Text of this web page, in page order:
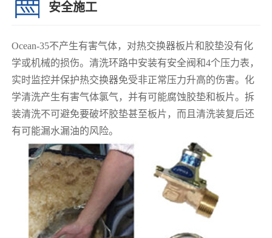
安全施工
Ocean-35不产生有害气体，对热交换器板片和胶垫没有化
学或机械的损伤。清洗环路中安装有安全阀和4个压力表，
实时监控并保护热交换器免受非正常压力升高的伤害。化
学清洗产生有害气体氯气，并有可能腐蚀胶垫和板片。拆
装清洗不可避免要破坏胶垫甚至板片，而且清洗装复后还
有可能漏水漏油的风险。